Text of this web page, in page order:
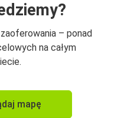
– ponad
na całym
mapę